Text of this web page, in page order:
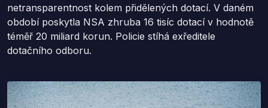
netransparentnost kolem přidělených dotací. V daném
období poskytla NSA zhruba 16 tisíc dotací v hodnotě
téměř 20 miliard korun. Policie stíhá exředitele
dotačního odboru.